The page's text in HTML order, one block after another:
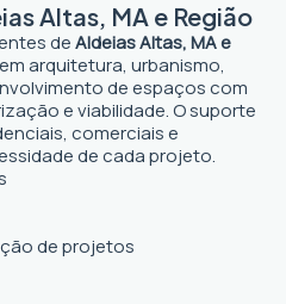
Altas, MA e Região
deAldeias Altas, MA e
arquitetura, urbanismo,
de espaços com
e viabilidade. O suporte
comerciais e
de cada projeto.
de projetos